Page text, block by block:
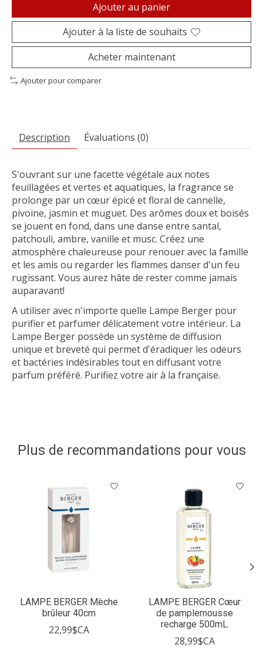
Ajouter au panier
Ajouter à la liste de souhaits
Acheter maintenant
Ajouter pour comparer
Description Évaluations (0)
S'ouvrant sur une facette végétale aux notes
feuillagées et vertes et aquatiques, la fragrance se
prolonge par un cœur épicé et floral de cannelle,
pivoine, jasmin et muguet. Des arômes doux et boisés
se jouent en fond, dans une danse entre santal,
patchouli, ambre, vanille et musc. Créez une
atmosphère chaleureuse pour renouer avec la famille
et les amis ou regarder les flammes danser d'un feu
rugissant. Vous aurez hâte de rester comme jamais
auparavant!
A utiliser avec n'importe quelle Lampe Berger pour
purifier et parfumer délicatement votre intérieur. La
Lampe Berger possède un système de diffusion
unique et breveté qui permet d'éradiquer les odeurs
et bactéries indésirables tout en diffusant votre
parfum préféré. Purifiez votre air à la française.
Plus de recommandations pour vous
Articles du carrousel de produits
LAMPE BERGER Mèche
brûleur 40cm
22,99$CA
LAMPE BERGER Cœur
de pamplemousse
recharge 500mL
28,99$CA